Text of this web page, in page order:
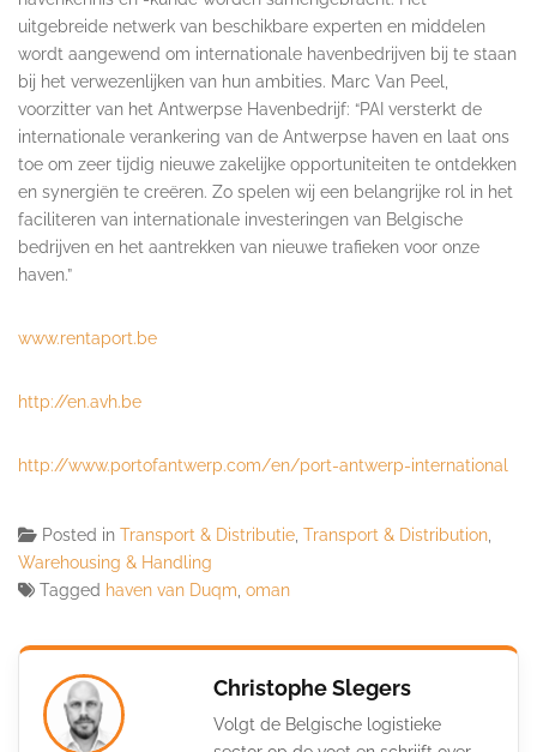
uitgebreide netwerk van beschikbare experten en middelen
wordt aangewend om internationale havenbedrijven bij te staan
bij het verwezenlijken van hun ambities. Marc Van Peel,
voorzitter van het Antwerpse Havenbedrijf: “PAI versterkt de
internationale verankering van de Antwerpse haven en laat ons
toe om zeer tijdig nieuwe zakelijke opportuniteiten te ontdekken
en synergiën te creëren. Zo spelen wij een belangrijke rol in het
faciliteren van internationale investeringen van Belgische
bedrijven en het aantrekken van nieuwe trafieken voor onze
haven.”
www.rentaport.be
http://en.avh.be
http://www.portofantwerp.com/en/port-antwerp-international
Posted in Transport & Distributie Transport & Distribution
Warehousing & Handling
Tagged haven van Duqm oman
Christophe Slegers
Volgt de Belgische logistieke